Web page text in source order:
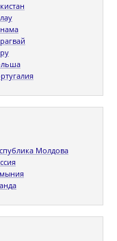
Молдова